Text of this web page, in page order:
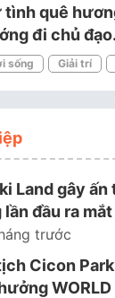
quê
đi chủ đạo.
sống Giải trí
Land gây
lần đầu ra
trước
Cicon
WORLD